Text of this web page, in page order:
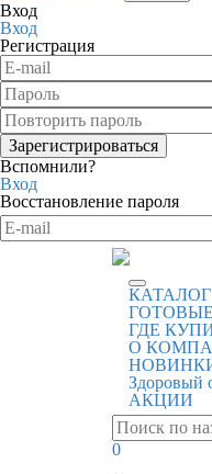
Вход
Вход
Регистрация
Вспомнили?
Вход
Восстановление пароля
КАТАЛОГ
ГДЕ
О
Здоровый
АКЦИИ
0